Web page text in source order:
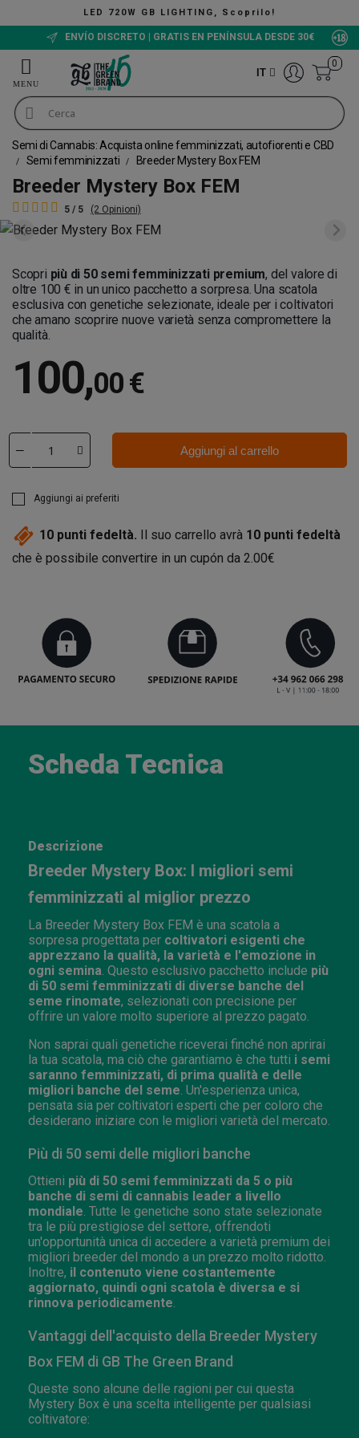
LED 720W GB LIGHTING, Scoprilo!
ENVÍO DISCRETO | GRATIS EN PENÍNSULA DESDE 30€
IT
0
Semi di Cannabis: Acquista online femminizzati, autofiorenti e CBD
Semi femminizzati
Breeder Mystery Box FEM
Breeder Mystery Box FEM
5 / 5 (2 Opinioni)
Scopri più di 50 semi femminizzati premium, del valore di
oltre 100 € in un unico pacchetto a sorpresa. Una scatola
esclusiva con genetiche selezionate, ideale per i coltivatori
che amano scoprire nuove varietà senza compromettere la
qualità.
100,00 €
Aggiungi al carrello
Aggiungi ai preferiti
10 punti fedeltà. Il suo carrello avrà 10 punti fedeltà
che è possibile convertire in un cupón da 2.00€
Scheda Tecnica
Descrizione
Breeder Mystery Box: I migliori semi
femminizzati al miglior prezzo
La Breeder Mystery Box FEM è una scatola a
sorpresa progettata per coltivatori esigenti che
apprezzano la qualità, la varietà e l'emozione in
ogni semina . Questo esclusivo pacchetto include più
di 50 semi femminizzati di diverse banche del
seme rinomate, selezionati con precisione per
offrire un valore molto superiore al prezzo pagato.
Non saprai quali genetiche riceverai finché non aprirai
la tua scatola, ma ciò che garantiamo è che tutti i semi
saranno femminizzati, di prima qualità e delle
migliori banche del seme . Un'esperienza unica,
pensata sia per coltivatori esperti che per coloro che
desiderano iniziare con le migliori varietà del mercato.
Più di 50 semi delle migliori banche
Ottieni più di 50 semi femminizzati da 5 o più
banche di semi di cannabis leader a livello
mondiale . Tutte le genetiche sono state selezionate
tra le più prestigiose del settore, offrendoti
un'opportunità unica di accedere a varietà premium dei
migliori breeder del mondo a un prezzo molto ridotto.
Inoltre, il contenuto viene costantemente
aggiornato, quindi ogni scatola è diversa e si
rinnova periodicamente
Vantaggi dell'acquisto della Breeder Mystery
Box FEM di GB The Green Brand
Queste sono alcune delle ragioni per cui questa
Mystery Box è una scelta intelligente per qualsiasi
coltivatore: